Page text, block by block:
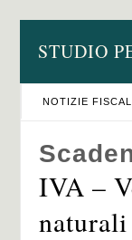
STUDIO
NOTIZIE
IVA –
naturali